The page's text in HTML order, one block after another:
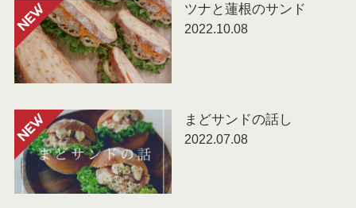
NEW ツナと蓮根のサンド
2022.10.08
NEW まどサンドの話し
2022.07.08